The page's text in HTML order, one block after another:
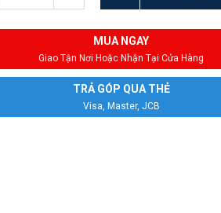
MUA NGAY
Giao Tận Nơi Hoặc Nhận Tại Cửa Hàng
TRẢ GÓP QUA THẺ
Visa, Master, JCB